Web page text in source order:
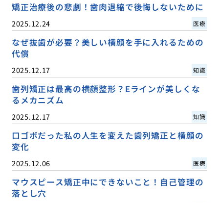
矯正治療後の悲劇！歯肉退縮で後悔しないために
2025.12.24 医療
なぜ抜歯が必要？美しい横顔を手に入れるための
代償
2025.12.17 知識
歯列矯正は最高の横顔整形？Eラインが美しくな
るメカニズム
2025.12.17 知識
口ゴボだった私の人生を変えた歯列矯正と横顔の
変化
2025.12.06 医療
マウスピース矯正中にできないこと！自己管理の
落とし穴